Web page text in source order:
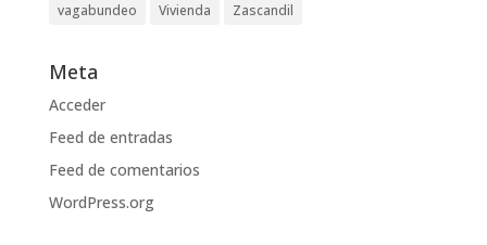
vagabundeo
Vivienda Zascandil
Meta
Acceder
Feed de entradas
Feed de comentarios
WordPress.org